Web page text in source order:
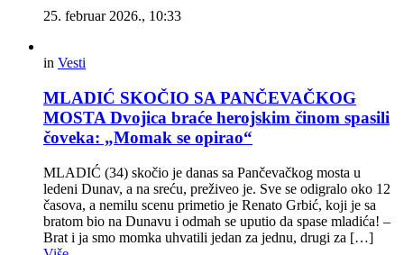
25. februar 2026., 10:33
in Vesti
MLADIĆ SKOČIO SA PANČEVAČKOG
MOSTA Dvojica braće herojskim činom spasili
čoveka: „Momak se opirao“
MLADIĆ (34) skočio je danas sa Pančevačkog mosta u
ledeni Dunav, a na sreću, preživeo je. Sve se odigralo oko 12
časova, a nemilu scenu primetio je Renato Grbić, koji je sa
bratom bio na Dunavu i odmah se uputio da spase mladića! –
Brat i ja smo momka uhvatili jedan za jednu, drugi za […]